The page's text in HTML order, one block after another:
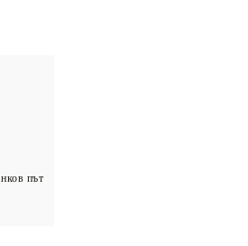
път